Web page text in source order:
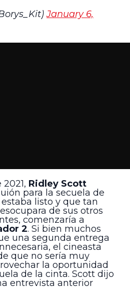
January 6,
Ridley Scott
para la secuela de
listo y que tan
de sus otros
comenzaría a
2. Si bien muchos
una segunda entrega
el cineasta
que no sería muy
la oportunidad
de la cinta. Scott dijo
entrevista anterior